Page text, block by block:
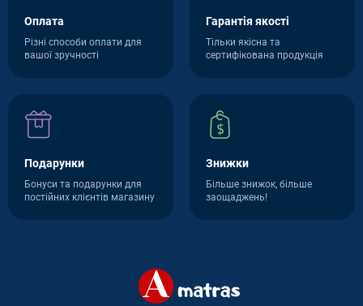
Оплата
Різні способи оплати для
вашої зручності
Гарантія якості
Тільки якісна та
сертифікована продукція
Подарунки
Бонуси та подарунки для
постійних клієнтів магазину
Знижки
Більше знижок, більше
заощаджень!